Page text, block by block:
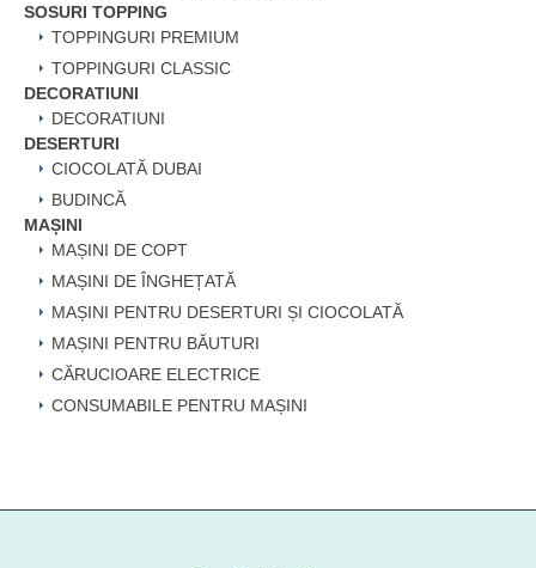
SOSURI TOPPING
TOPPINGURI PREMIUM
TOPPINGURI CLASSIC
DECORATIUNI
DECORATIUNI
DESERTURI
CIOCOLATĂ DUBAI
BUDINCĂ
MAȘINI
MAȘINI DE COPT
MAȘINI DE ÎNGHEȚATĂ
MAȘINI PENTRU DESERTURI ȘI CIOCOLATĂ
MAȘINI PENTRU BĂUTURI
CĂRUCIOARE ELECTRICE
CONSUMABILE PENTRU MAȘINI